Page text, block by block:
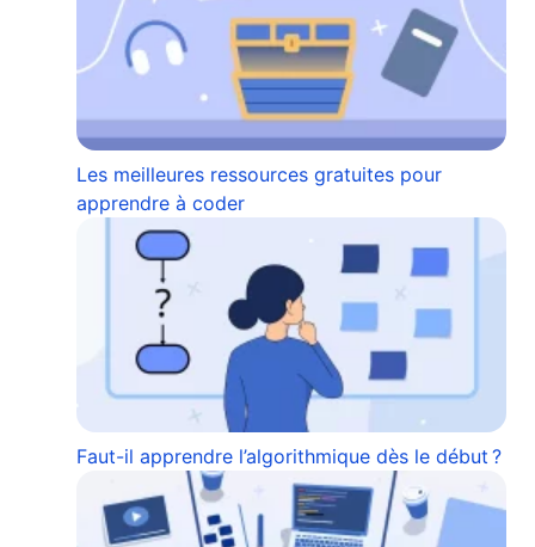
Les meilleures ressources gratuites pour
apprendre à coder
Faut-il apprendre l’algorithmique dès le début ?